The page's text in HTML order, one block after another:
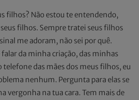
filhos? Não estou te entendendo,
filhos. Sempre tratei seus filhos
me adoram, não sei por quê.
da minha criação, das minhas
telefone das mães dos meus filhos, eu
nenhum. Pergunta para elas se
vergonha na tua cara. Tem mais de